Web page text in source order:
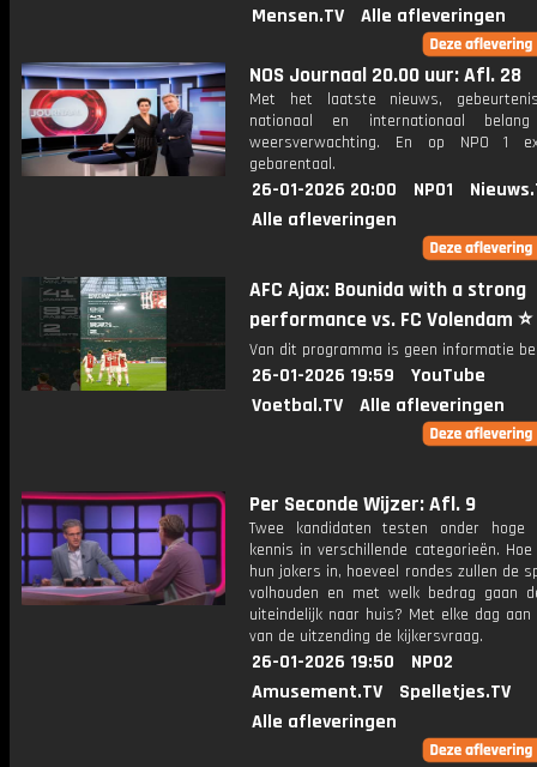
Mensen.TV Alle afleveringen
NOS Journaal 20.00 uur: Afl. 28
Met het laatste nieuws,
nationaal en internationaal
weersverwachting. En op NPO 1
gebarentaal.
26-01-2026 20:00 NPO1
Alle afleveringen
AFC Ajax: Bounida with a strong
performance vs. FC Volendam ⭐️
Van dit programma is geen informatie
26-01-2026 19:59
YouTube
Voetbal.TV
Alle afleveringen
Per Seconde Wijzer: Afl. 9
Twee kandidaten testen onder hoge
kennis in verschillende categorieën.
hun jokers in, hoeveel rondes zullen de
volhouden en met welk bedrag gaan
uiteindelijk naar huis? Met elke dag
van de uitzending de kijkersvraag.
26-01-2026 19:50
NPO2
Amusement.TV
Spelletjes.TV
Alle afleveringen